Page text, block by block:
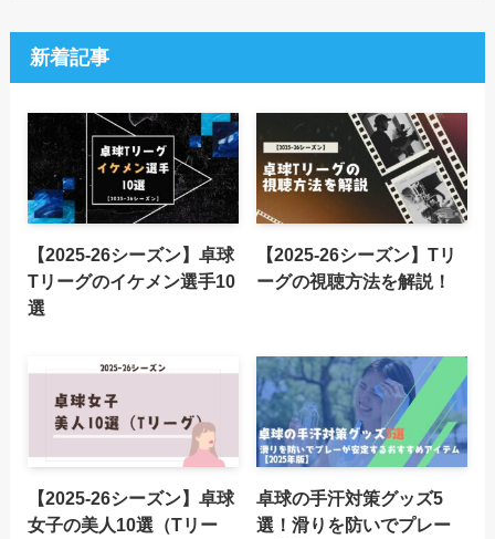
新着記事
【2025-26シーズン】卓球
Tリーグのイケメン選手10
選
【2025-26シーズン】Tリ
ーグの視聴方法を解説！
【2025-26シーズン】卓球
女子の美人10選（Tリー
卓球の手汗対策グッズ5
選！滑りを防いでプレー